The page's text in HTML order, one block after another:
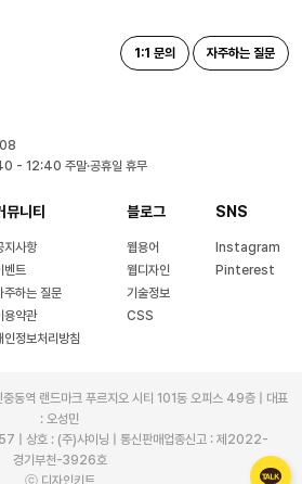
- 12:40 주말·공휴일 휴무
뮤니티
지사항
벤트
주하는 질문
용약관
인정보처리방침
블로그
웹용어
웹디자인
기술정보
CSS
SNS
Instagram
Pinterest
1:1 문의 자주하는 질문
동역 랜드마크 푸르지오 시티 101동 오피스 49층 | 대표
: 오성민
| 상호 : (주)샤이닝 | 통신판매업종신고 : 제2022-
경기부천-3926호